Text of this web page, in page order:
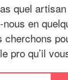
quel
en
cherchons
pro qu’il